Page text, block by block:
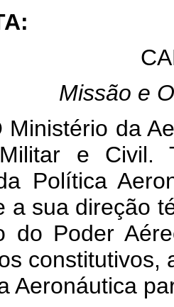
Missão e
da
Militar e
Política
a sua direção
do Poder
constitutivos,
Aeronáutica